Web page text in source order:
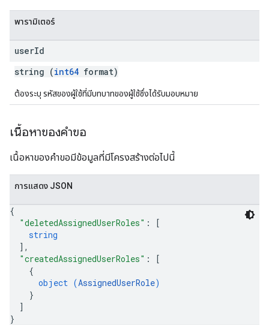
พารามิเตอร์
userId
string (int64 format)
ต้องระบุ รหัสของผู้ใช้ที่มีบทบาทของผู้ใช้ซึ่งได้รับมอบหมาย
เนื้อหาของคำขอ
เนื้อหาของคำขอมีข้อมูลที่มีโครงสร้างต่อไปนี้
การแสดง JSON
{
"deletedAssignedUserRoles" :
[
string
] ,
"createdAssignedUserRoles" :
[
{
object (AssignedUserRole)
}
]
}